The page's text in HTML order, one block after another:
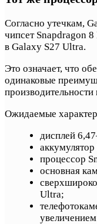
Согласно утечкам,
чипсет Snapdragon
в Galaxy S27 Ultra.
Это означает, что
одинаковые
Ожидаемые
дисплей
процессор
основная
Ultra;